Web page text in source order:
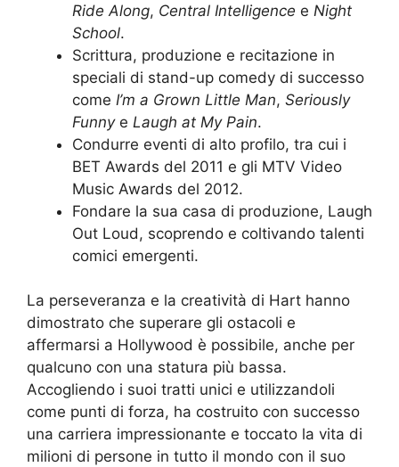
Ride Along, Central Intelligence e Night
School.
Scrittura, produzione e recitazione in
speciali di stand-up comedy di successo
come I’m a Grown Little Man, Seriously
Funnye Laugh at My Pain.
Condurre eventi di alto profilo, tra cui i
BET Awards del 2011 e gli MTV Video
Music Awards del 2012.
Fondare la sua casa di produzione, Laugh
Out Loud, scoprendo e coltivando talenti
comici emergenti.
La perseveranza e la creatività di Hart hanno
dimostrato che superare gli ostacoli e
affermarsi a Hollywood è possibile, anche per
qualcuno con una statura più bassa.
Accogliendo i suoi tratti unici e utilizzandoli
come punti di forza, ha costruito con successo
una carriera impressionante e toccato la vita di
milioni di persone in tutto il mondo con il suo